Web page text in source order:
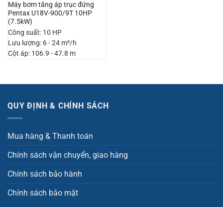
Máy bơm tăng áp trục đứng
Pentax U18V-900/9T 10HP
(7.5kW)
Công suất: 10 HP
Lưu lượng: 6 - 24 m³/h
Cột áp: 106.9 - 47.8 m
QUY ĐỊNH & CHÍNH SÁCH
Mua hàng & Thanh toán
Chính sách vận chuyển, giao hàng
Chính sách bảo hành
Chính sách bảo mật